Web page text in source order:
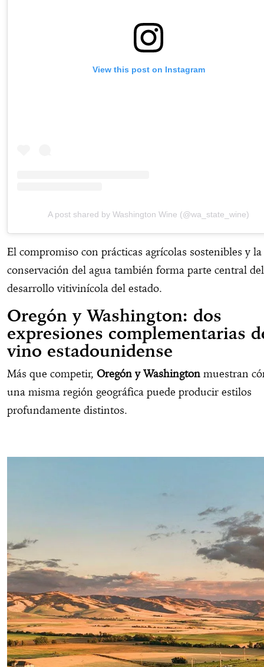
View this post on Instagram
A post shared by Washington Wine (@wa_state_wine)
El compromiso con prácticas agrícolas sostenibles y la
conservación del agua también forma parte central del
desarrollo vitivinícola del estado.
Oregón y Washington: dos
expresiones complementarias
vino estadounidense
Más que competir, Oregón y Washington muestran
una misma región geográfica puede producir estilos
profundamente distintos.